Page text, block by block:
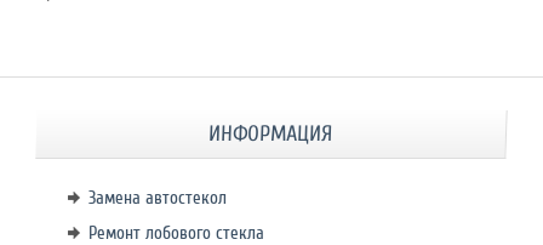
ИНФОРМАЦИЯ
Замена автостекол
Ремонт лобового стекла